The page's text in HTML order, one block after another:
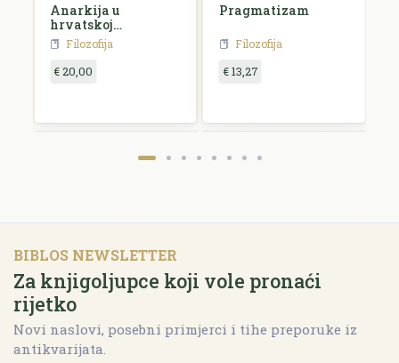
Anarkija u
hrvatskoj
književnosti i
umjetnosti
Filozofija
€ 20,00
Pragmatizam
Filozofija
€ 13,27
BIBLOS NEWSLETTER
Za knjigoljupce koji vole pronaći
rijetko
Novi naslovi, posebni primjerci i tihe preporuke iz
antikvarijata.